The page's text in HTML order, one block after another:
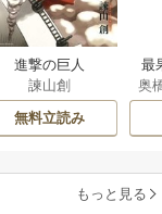
進撃の巨人
諫山創
無料立読み
最
奥
もっと見る